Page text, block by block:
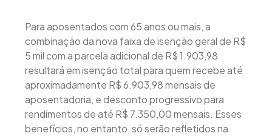
Para aposentados com 65 anos ou mais, a
combinação da nova faixa de isenção geral de R$
5 mil com a parcela adicional de R$ 1.903,98
resultará em isenção total para quem recebe até
aproximadamente R$ 6.903,98 mensais de
aposentadoria, e desconto progressivo para
rendimentos de até R$ 7.350,00 mensais. Esses
benefícios, no entanto, só serão refletidos na